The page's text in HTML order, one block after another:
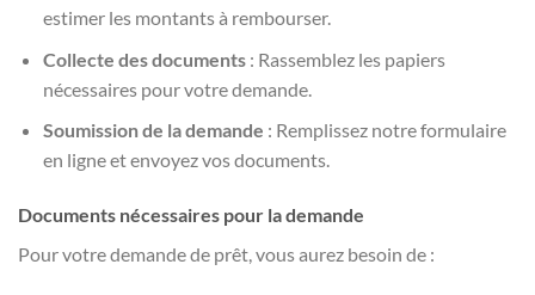
estimer les montants à rembourser.
Collecte des documents: Rassemblez les papiers
nécessaires pour votre demande.
Soumission de la demande : Remplissez notre formulaire
en ligne et envoyez vos documents.
Documents nécessaires pour la demande
Pour votre demande de prêt, vous aurez besoin de :